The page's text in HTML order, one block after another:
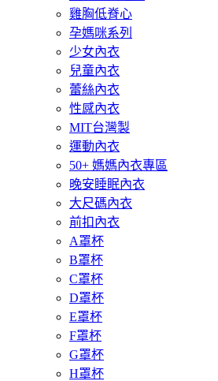
雞胸低脊心
孕媽咪系列
少女內衣
兒童內衣
蕾絲內衣
性感內衣
MIT台灣製
運動內衣
50+ 媽媽內衣專區
晚安睡眠內衣
大尺碼內衣
前扣內衣
A罩杯
B罩杯
C罩杯
D罩杯
E罩杯
F罩杯
G罩杯
H罩杯